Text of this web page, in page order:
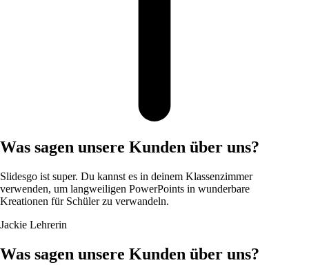
Was sagen unsere Kunden über uns?
Slidesgo ist super. Du kannst es in deinem Klassenzimmer
verwenden, um langweiligen PowerPoints in wunderbare
Kreationen für Schüler zu verwandeln.
Jackie Lehrerin
Was sagen unsere Kunden über uns?